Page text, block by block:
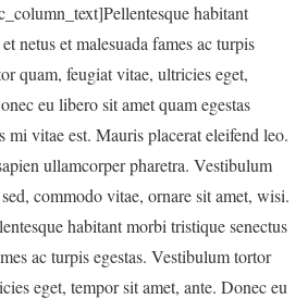
habitant
netus et malesuada fames ac turpis
quam, feugiat vitae, ultricies eget,
eu libero sit amet quam egestas
mi vitae est. Mauris placerat eleifend leo.
ullamcorper pharetra. Vestibulum
commodo vitae, ornare sit amet, wisi.
habitant morbi tristique senectus
ac turpis egestas. Vestibulum tortor
eget, tempor sit amet, ante. Donec eu